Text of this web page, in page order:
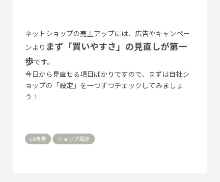
ネットショップの売上アップには、広告やキャンペー
ンより まず「買いやすさ」の見直しが第一
歩です。
今日から見直せる項目ばかりですので、まずは自社シ
ョップの「設定」を一つずつチェックしてみましょ
う！
UI改善 ショップ設定